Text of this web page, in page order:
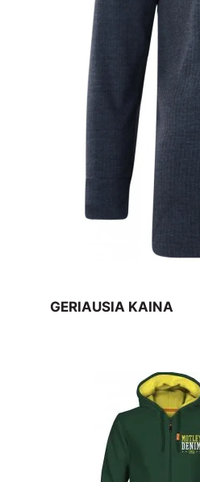
GERIAUSIA KAINA